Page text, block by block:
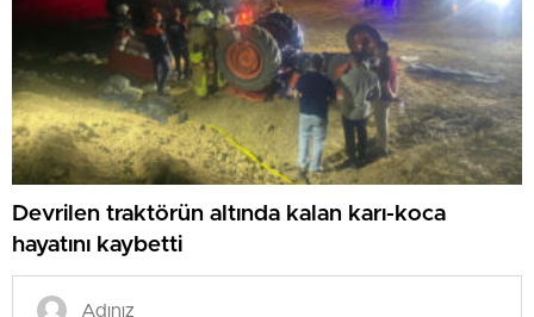
Devrilen traktörün altında kalan karı-koca
hayatını kaybetti